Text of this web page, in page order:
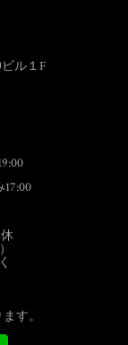
ル１F
す。